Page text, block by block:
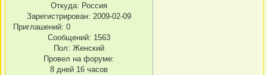
Откуда: Россия
Зарегистрирован: 2009-02-09
Приглашений: 0
Сообщений: 1563
Пол: Женский
Провел на форуме:
8 дней 16 часов